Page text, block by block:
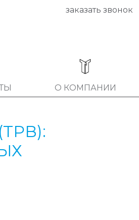
заказать звонок
О КОМПАНИИ